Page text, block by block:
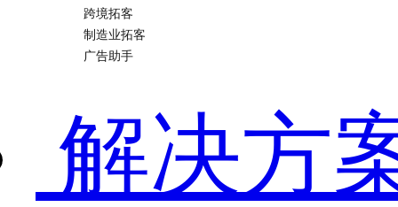
跨境拓客
制造业拓客
广告助手
解决方